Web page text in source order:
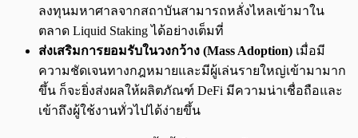
ลงทุนมหาศาลจากสถาบันสามารถหลั่งไหลเข้ามาใน
ตลาด Liquid Staking ได้อย่างเต็มที่
ส่งเสริมการยอมรับในวงกว้าง (Mass Adoption) เมื่อมี
ความชัดเจนทางกฎหมายและมีผู้เล่นรายใหญ่เข้ามามาก
ขึ้น ก็จะยิ่งส่งผลให้ผลิตภัณฑ์ DeFi มีความน่าเชื่อถือและ
เข้าถึงผู้ใช้งานทั่วไปได้ง่ายขึ้น